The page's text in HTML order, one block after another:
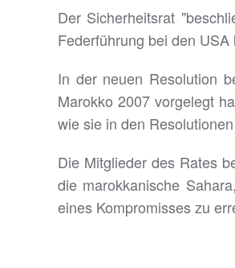
Der Sicherheitsrat
Federführung bei den
In der neuen Resolution
Marokko 2007 vorgelegt
wie sie in den
Die Mitglieder des Rates
die marokkanische
eines Kompromisses zu